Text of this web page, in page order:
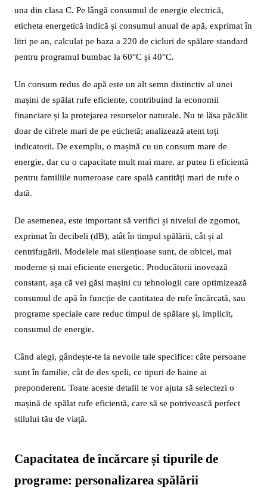
una din clasa C. Pe lângă consumul de energie electrică,
eticheta energetică indică și consumul anual de apă, exprimat în
litri pe an, calculat pe baza a 220 de cicluri de spălare standard
pentru programul bumbac la 60°C și 40°C.
Un consum redus de apă este un alt semn distinctiv al unei
mașini de spălat rufe eficiente, contribuind la economii
financiare și la protejarea resurselor naturale. Nu te lăsa păcălit
doar de cifrele mari de pe etichetă; analizează atent toți
indicatorii. De exemplu, o mașină cu un consum mare de
energie, dar cu o capacitate mult mai mare, ar putea fi eficientă
pentru familiile numeroase care spală cantități mari de rufe o
dată.
De asemenea, este important să verifici și nivelul de zgomot,
exprimat în decibeli (dB), atât în timpul spălării, cât și al
centrifugării. Modelele mai silențioase sunt, de obicei, mai
moderne și mai eficiente energetic. Producătorii inovează
constant, așa că vei găsi mașini cu tehnologii care optimizează
consumul de apă în funcție de cantitatea de rufe încărcată, sau
programe speciale care reduc timpul de spălare și, implicit,
consumul de energie.
Când alegi, gândește-te la nevoile tale specifice: câte persoane
sunt în familie, cât de des speli, ce tipuri de haine ai
preponderent. Toate aceste detalii te vor ajuta să selectezi o
mașină de spălat rufe eficientă, care să se potrivească perfect
stilului tău de viață.
Capacitatea de încărcare și tipurile de
programe: personalizarea spălării